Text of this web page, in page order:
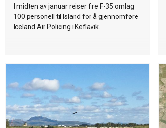
I midten av januar reiser fire F-35 omlag
100 personell til Island for å gjennomføre
Iceland Air Policing i Keflavik.